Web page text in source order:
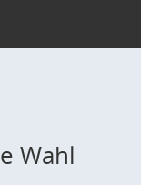
Wahl